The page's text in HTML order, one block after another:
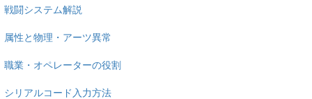
戦闘システム解説
属性と物理・アーツ異常
職業・オペレーターの役割
シリアルコード入力方法